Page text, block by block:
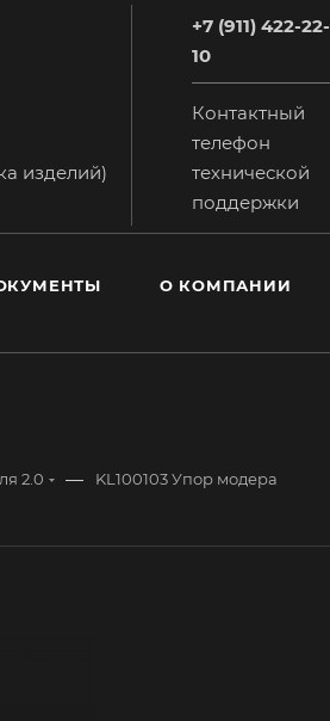
+7 (911) 422-22-
10
изделий)
Контактный
телефон
технической
поддержки
О КОМПАНИИ
2.0 — KL100103 Упор модера